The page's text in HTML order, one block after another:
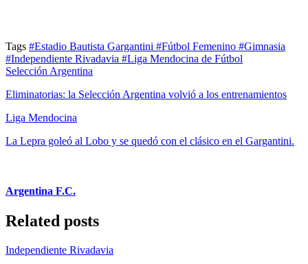
Tags #Estadio Bautista Gargantini #Fútbol Femenino #Gimnasia
#Independiente Rivadavia #Liga Mendocina de Fútbol
Selección Argentina
Eliminatorias: la Selección Argentina volvió a los entrenamientos
Liga Mendocina
La Lepra goleó al Lobo y se quedó con el clásico en el Gargantini.
Argentina F.C.
Related posts
Independiente Rivadavia